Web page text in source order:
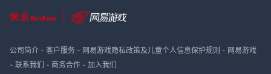
公司简介- 客户服务- 网易游戏隐私政策及儿童个人信息保护规则 - 网易游戏
- 联系我们 - 商务合作- 加入我们